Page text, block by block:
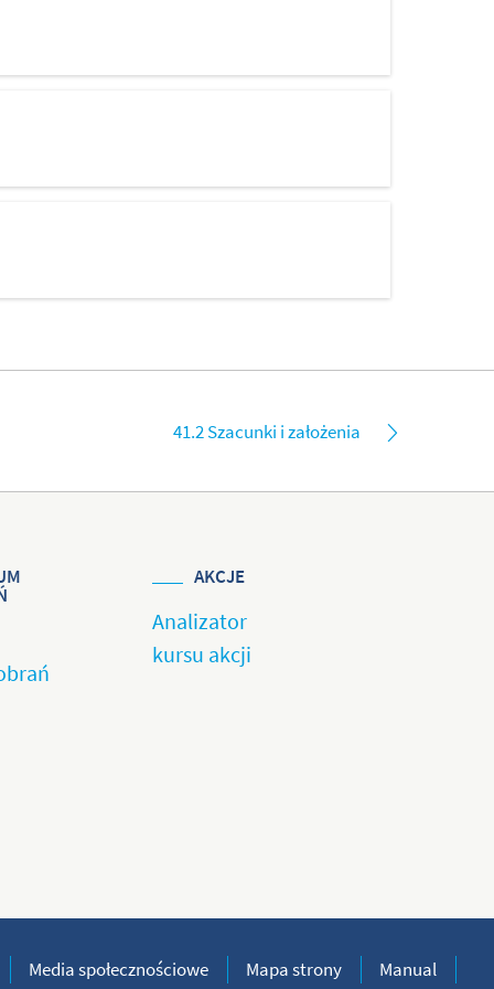
41.2 Szacunki i założenia
AKCJE
Analizator
kursu akcji
Media społecznościowe Mapa strony Manual